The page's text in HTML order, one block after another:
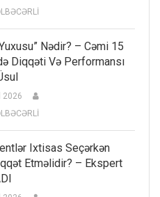
Nədir? – Cəmi 15
Diqqəti Və Performansı
2026
Ixtisas Seçərkən
Etməlidir? – Ekspert